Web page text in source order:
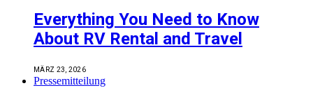
Everything You Need to Know
About RV Rental and Travel
MÄRZ 23, 2026
Pressemitteilung